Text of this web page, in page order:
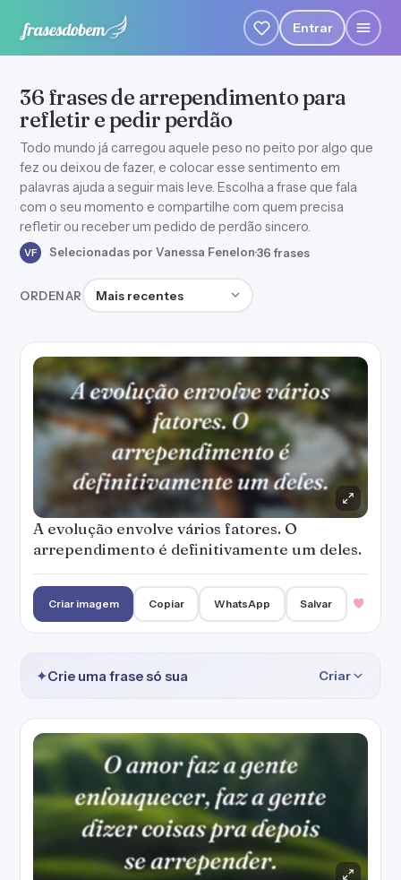
Entrar
36 frases de arrependimento para
refletir e pedir perdão
Todo mundo já carregou aquele peso no peito por algo que
fez ou deixou de fazer, e colocar esse sentimento em
palavras ajuda a seguir mais leve. Escolha a frase que fala
com o seu momento e compartilhe com quem precisa
refletir ou receber um pedido de perdão sincero.
VF Selecionadas por Vanessa Fenelon·36 frases
ORDENAR Ordenar frases
A evolução envolve vários fatores. O
arrependimento é definitivamente um deles.
Criar imagem Copiar WhatsApp Salvar
✦Crie uma frase só sua Criar